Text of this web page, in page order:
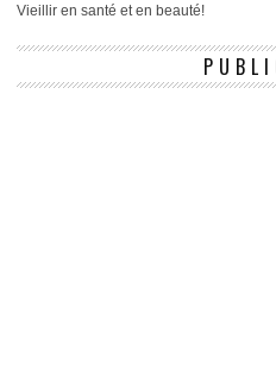
Vieillir en santé et en beauté!